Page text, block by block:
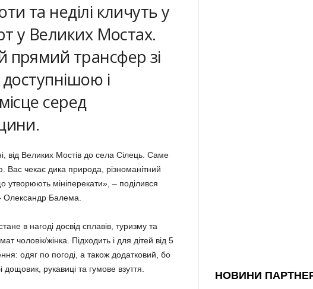
та неділі кличуть у
у Великих Мостах.
прямий трансфер зі
і
серед
від Великих Мостів до села Сілець. Саме
Вас чекає дика природа, різноманітний
утворюють мініперекати», – поділився
Олександр Балема.
в нагоді досвід сплавів, туризму та
чоловік/жінка. Підходить і для дітей від 5
одяг по погоді, а також додатковий, бо
рукавиці та гумове взуття.